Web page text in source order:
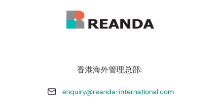
香港海外管理总部:
enquiry@reanda-international.com